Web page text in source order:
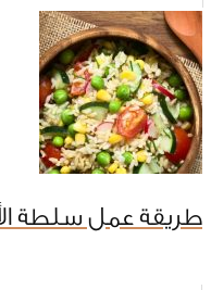
طريقة عمل سلطة